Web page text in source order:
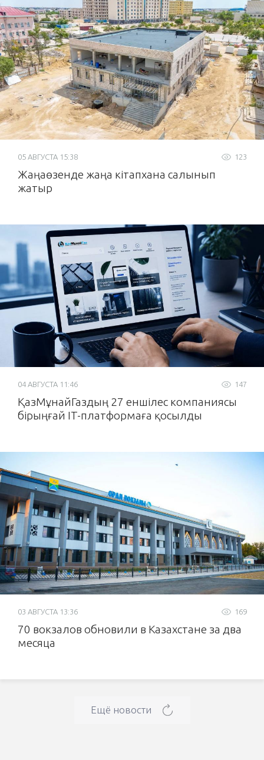
123
05 АВГУСТА 15:38
Жаңаөзенде жаңа кітапхана салынып
жатыр
147
04 АВГУСТА 11:46
ҚазМұнайГаздың 27 еншілес компаниясы
бірыңғай IT-платформаға қосылды
169
03 АВГУСТА 13:36
70 вокзалов обновили в Казахстане за два
месяца
Ещё новости